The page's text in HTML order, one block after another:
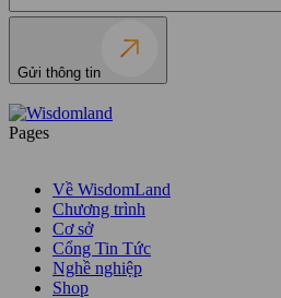
Gửi thông tin
Pages
Về WisdomLand
Chương trình
Cơ sở
Cổng Tin Tức
Nghề nghiệp
Shop